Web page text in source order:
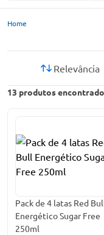
Sam’s Club – Faça
Home
13 produtos
Relevância
Pack de 4 latas Red
Energético Sugar Free
250ml